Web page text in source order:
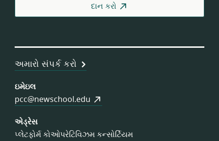
દાન કરો
અમારો સંપર્ક કરો
ઇમેઇલ
pcc@newschool.edu
એડ્રેસ
પ્લેટફોર્મ કોઓપરેટિવિઝમ કન્સોર્ટિયમ